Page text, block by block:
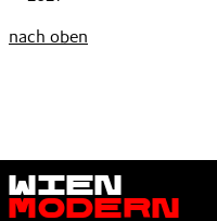
nach oben
Wien
Modern